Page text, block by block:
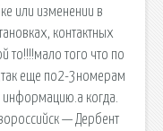
или изменении в
контактных
то!!!!мало того что по
еще по2-3номерам
когда.
— Дербент